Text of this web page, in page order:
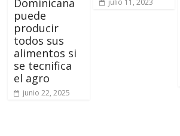
Dominicana
puede
producir
todos sus
alimentos si
se tecnifica
el agro
junio 22, 2025
julio 11, 2023